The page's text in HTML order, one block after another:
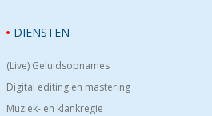
DIENSTEN
(Live) Geluidsopnames
Digital editing en mastering
Muziek- en klankregie